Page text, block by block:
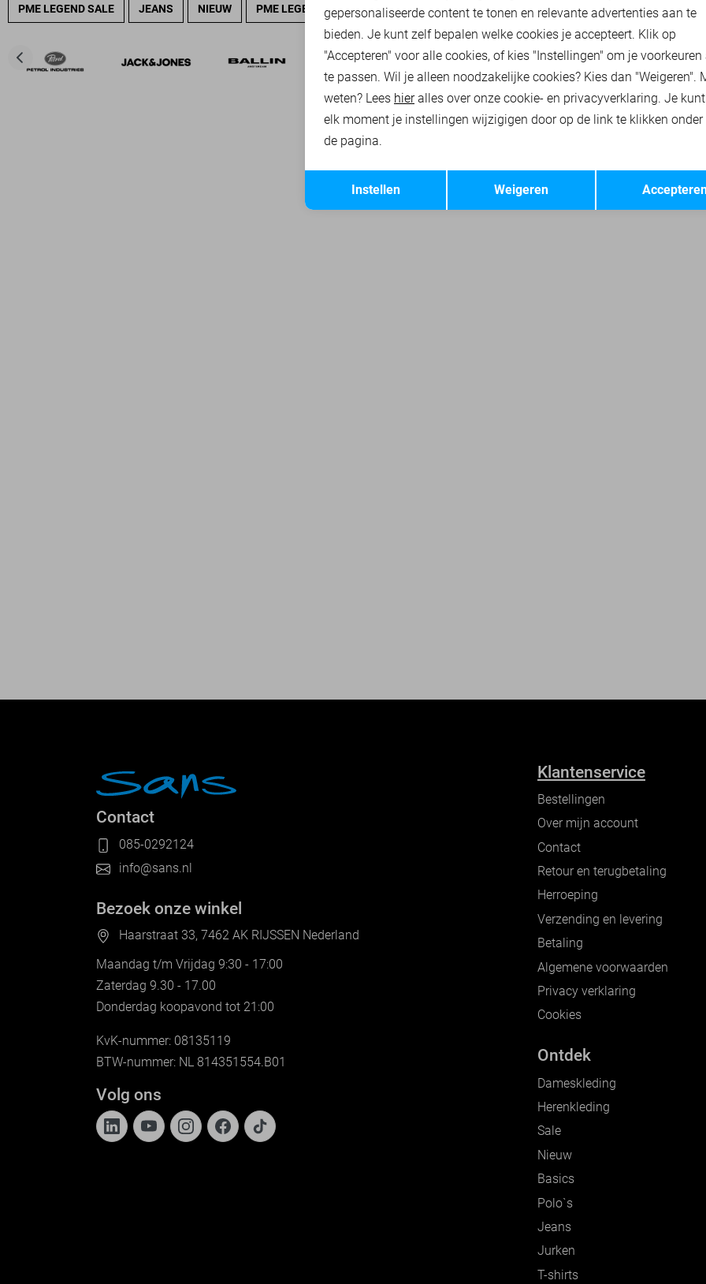
PME LEGEND SALE JEANS NIEUW PME LEGEND OVERHEMDEN PME LEGEND T-SHIRTS PME LEGEND POLO`S
Contact
085-0292124
info@sans.nl
Bezoek onze winkel
Haarstraat 33, 7462 AK RIJSSEN Nederland
Maandag t/m Vrijdag 9:30 - 17:00
Zaterdag 9.30 - 17.00
Donderdag koopavond tot 21:00
KvK-nummer: 08135119
BTW-nummer: NL 814351554.B01
Volg ons
Klantenservice
Bestellingen
Over mijn account
Contact
Retour en terugbetaling
Herroeping
Verzending en levering
Betaling
Algemene voorwaarden
Privacy verklaring
Cookies
Ontdek
Dameskleding
Herenkleding
Sale
Nieuw
Basics
Polo`s
Jeans
Jurken
T-shirts
Opslaan
gepersonaliseerde content te tonen en relevante advertenties aan te
bieden. Je kunt zelf bepalen welke cookies je accepteert. Klik op
"Accepteren" voor alle cookies, of kies "Instellingen" om je voorkeuren
te passen. Wil je alleen noodzakelijke cookies? Kies dan "Weigeren".
weten? Lees hieralles over onze cookie- en privacyverklaring. Je
elk moment je instellingen wijzigigen door op de link te klikken onder
de pagina.
Weigeren
Instellen